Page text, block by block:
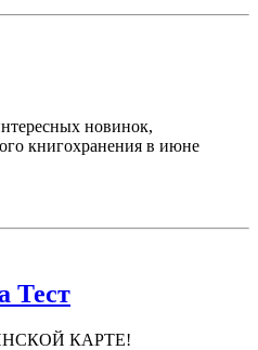
новинок,
книгохранения в июне
Тест
КАРТЕ!